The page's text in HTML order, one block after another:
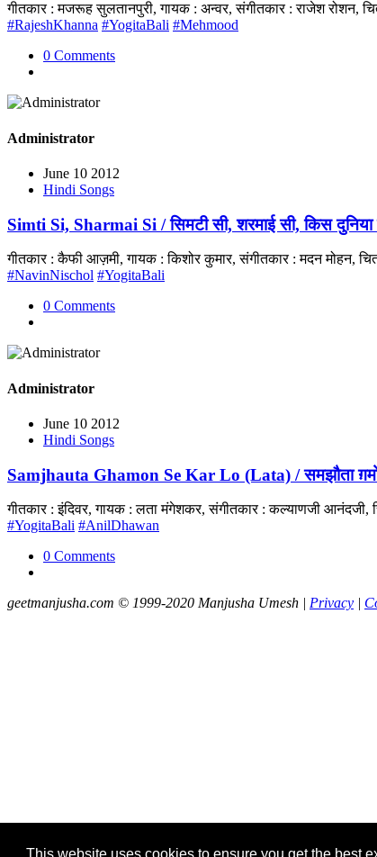
गीतकार : मजरूह सुलतानपुरी, गायक : अन्वर, संगीतकार : राजेश रोशन,
#RajeshKhanna #YogitaBali #Mehmood
0 Comments
Administrator
June 10 2012
Hindi Songs
Simti Si, Sharmai Si / सिमटी सी, शरमाई सी, किस
गीतकार : कैफी आज़मी, गायक : किशोर कुमार, संगीतकार : मदन मोहन,
#NavinNischol #YogitaBali
0 Comments
Administrator
June 10 2012
Hindi Songs
Samjhauta Ghamon Se Kar Lo (Lata) / समझौता
गीतकार : इंदिवर, गायक : लता मंगेशकर, संगीतकार : कल्याणजी
#YogitaBali #AnilDhawan
0 Comments
geetmanjusha.com © 1999-2020 Manjusha Umesh | Privacy |